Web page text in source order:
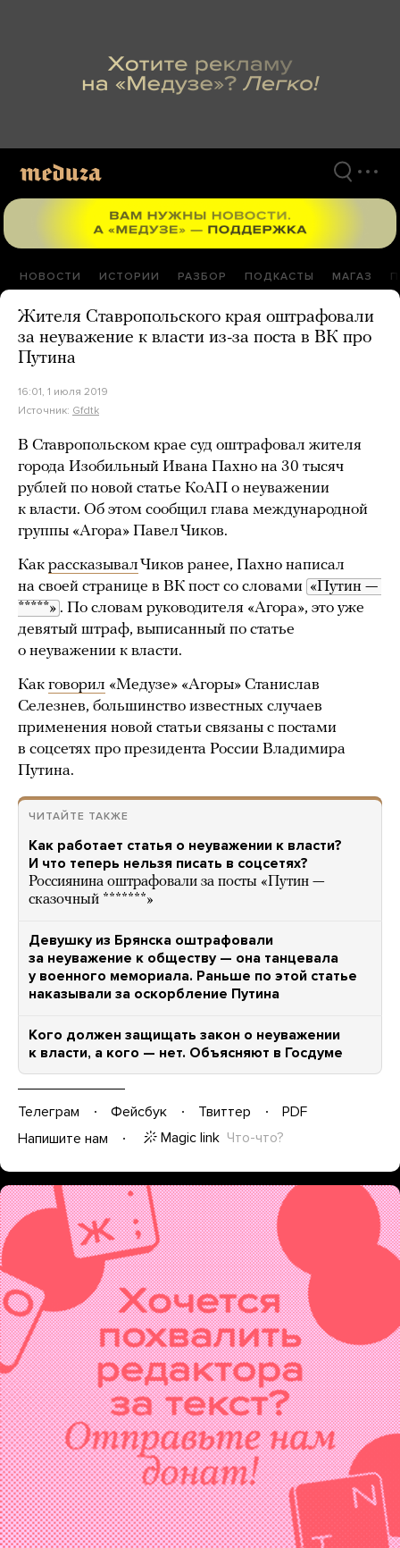
НОВОСТИ ИСТОРИИ РАЗБОР ПОДКАСТЫ МАГАЗ
Жителя Ставропольского края оштрафовали
за неуважение к власти из-за поста в ВК про
Путина
16:01, 1 июля 2019
Источник: Gfdtk
В Ставропольском крае суд оштрафовал жителя
города Изобильный Ивана Пахно на 30 тысяч
рублей по новой статье КоАП о неуважении
к власти. Об этом сообщил глава международной
группы «Агора» Павел Чиков.
Как рассказывалЧиков ранее, Пахно написал
на своей странице в ВК пост со словами «Путин —
*****» . По словам руководителя «Агора», это уже
девятый штраф, выписанный по статье
о неуважении к власти.
Как говорил «Медузе» «Агоры» Станислав
Селезнев, большинство известных случаев
применения новой статьи связаны с постами
в соцсетях про президента России Владимира
Путина.
ЧИТАЙТЕ ТАКЖЕ
Как работает статья о неуважении к власти?
И что теперь нельзя писать в соцсетях?
Россиянина оштрафовали за посты «Путин —
сказочный *******»
Девушку из Брянска оштрафовали
за неуважение к обществу — она танцевала
у военного мемориала. Раньше по этой статье
наказывали за оскорбление Путина
Кого должен защищать закон о неуважении
к власти, а кого — нет. Объясняют в Госдуме
Телеграм Фейсбук Твиттер
PDF
Напишите нам
Magic link Что-что?